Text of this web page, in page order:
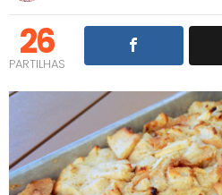
26
PARTILHAS